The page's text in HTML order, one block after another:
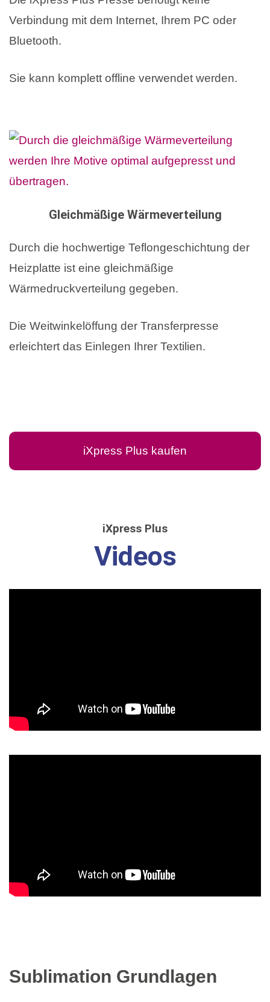
Verbindung mit dem Internet, Ihrem PC oder
Bluetooth.
Sie kann komplett offline verwendet werden.
Gleichmäßige Wärmeverteilung
Durch die hochwertige Teflongeschichtung der
Heizplatte ist eine gleichmäßige
Wärmedruckverteilung gegeben.
Die Weitwinkelöffung der Transferpresse
erleichtert das Einlegen Ihrer Textilien.
iXpress Plus kaufen
iXpress Plus
Videos
Sublimation Grundlagen